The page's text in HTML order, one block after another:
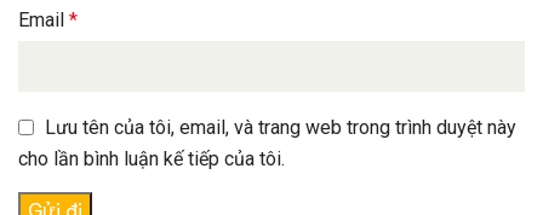
Email*
Lưu tên của tôi, email, và trang web trong trình duyệt này
cho lần bình luận kế tiếp của tôi.